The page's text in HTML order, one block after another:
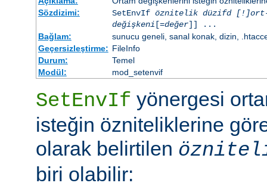
Sözdizimi:
SetEnvIf öznitelik düzifd [!]ort-
değişkeni [=değer]] ...
Bağlam:
sunucu geneli, sanal konak, dizin,
Geçersizleştirme: FileInfo
Durum:
Temel
Modül:
mod_setenvif
SetEnvIf yönergesi
isteğin özniteliklerine
olarak belirtilen
biri olabilir: